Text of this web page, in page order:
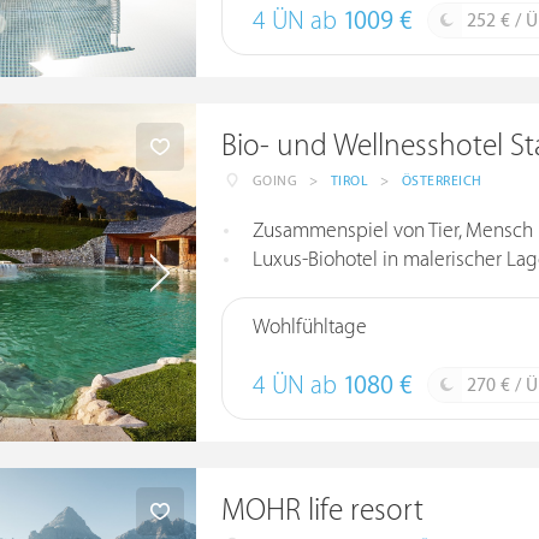
4 ÜN ab 1009 € 252 € /
Bio- und Wellnesshotel
GOING > TIROL > ÖSTERREICH
Zusammenspiel von Tier,
Luxus-Biohotel in malerischer
Wohlfühltage
4 ÜN ab 1080 € 270 € /
MOHR life resort